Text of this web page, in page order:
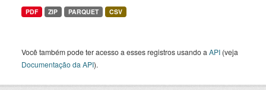
PDF ZIP PARQUET CSV
Você também pode ter acesso a esses registros usando a API (veja
Documentação da API).